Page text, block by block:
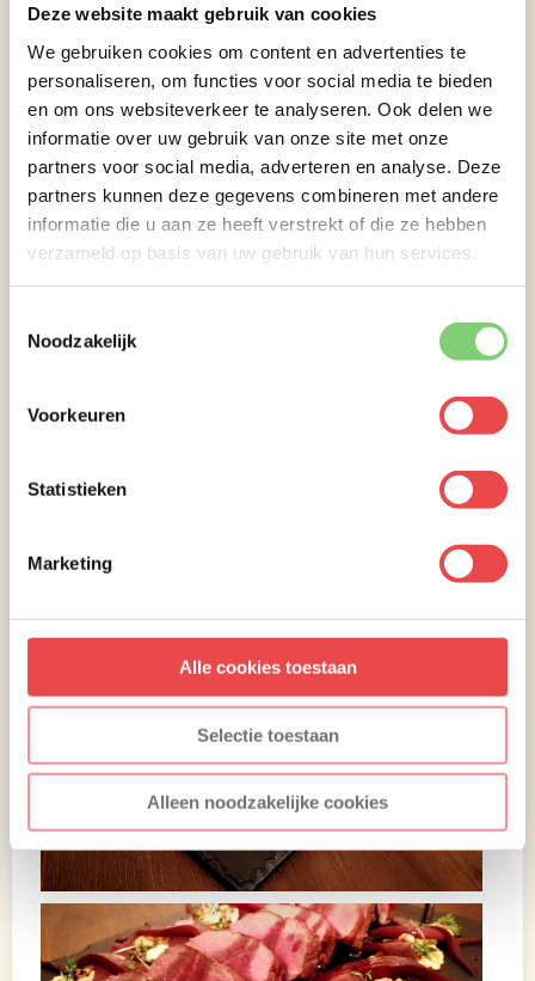
Deze website maakt gebruik van cookies
We gebruiken cookies om content en advertenties te
personaliseren, om functies voor social media te bieden
en om ons websiteverkeer te analyseren. Ook delen we
informatie over uw gebruik van onze site met onze
partners voor social media, adverteren en analyse. Deze
partners kunnen deze gegevens combineren met andere
informatie die u aan ze heeft verstrekt of die ze hebben
verzameld op basis van uw gebruik van hun services.
Noodzakelijk
Voorkeuren
Statistieken
Marketing
Alle cookies toestaan
Selectie toestaan
Alleen noodzakelijke cookies
van ongeveer 1-2 cm dik. Breng op smaak
met wat gemalen peper en zeezout.
Leg wat geplette walnoot op het bord, verdeel
de peer erover en giet wat rode wijn reductie
erover, verdeel de hertenrugfilet over de
borden en giet een beetje rode wijn reductie
over het vlees.
Lekker met een romige aardappelpuree,
knolselderij puree en of vergeten groentes.